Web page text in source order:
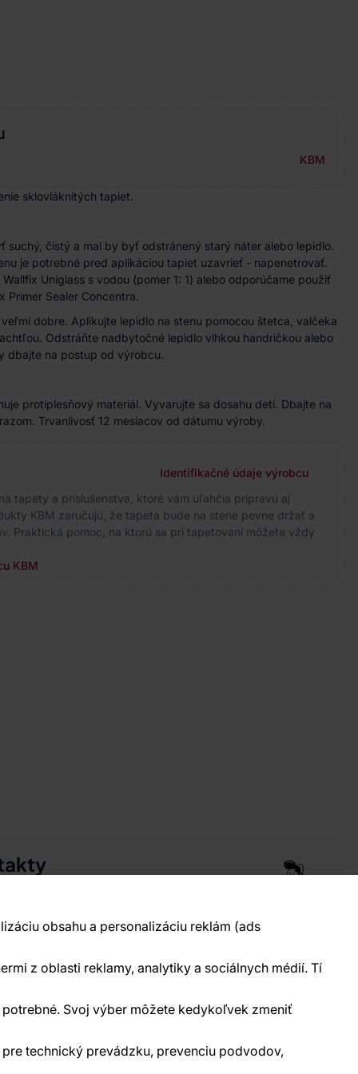
obsahu a personalizáciu reklám (ads
z oblasti reklamy, analytiky a sociálnych médií. Tí
Svoj výber môžete kedykoľvek zmeniť
technický prevádzku, prevenciu podvodov,
KBM
sklovláknitých tapiet.
suchý, čistý a mal by byť odstránený starý náter alebo lepidlo.
je potrebné pred aplikáciou tapiet uzavrieť - napenetrovať.
Uniglass s vodou (pomer 1: 1) alebo odporúčame použiť
Primer Sealer Concentra.
dobre. Aplikujte lepidlo na stenu pomocou štetca, valčeka
Odstráňte nadbytočné lepidlo vlhkou handričkou alebo
dbajte na postup od výrobcu.
protiplesňový materiál. Vyvarujte sa dosahu detí. Dbajte na
Trvanlivosť 12 mesiacov od dátumu výroby.
Identifikačné údaje výrobcu
tapety a príslušenstva, ktoré vám uľahčia prípravu aj
KBM zaručujú, že tapeta bude na stene pevne držať a
Praktická pomoc, na ktorú sa pri tapetovaní môžete vždy
KBM
s.r.o., IČ: 26776251, DIČ: CZ26776251